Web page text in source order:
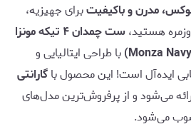
مدرن و باکیفیتبرای جهیزیه،
هستید،
ست چمدان ۴ تیکه مونزا
با طراحی ایتالیایی و
ایده‌آل است! این محصول باگارانتی
می‌شود و از پرفروش‌ترین مدل‌های